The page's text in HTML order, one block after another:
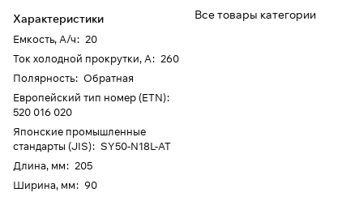
Характеристики
Емкость, А/ч: 20
Ток холодной прокрутки, А: 260
Полярность: Обратная
Европейский тип номер (ETN):
520 016 020
Японские промышленные
стандарты (JIS): SY50-N18L-AT
Длина, мм: 205
Ширина, мм: 90
Все товары категории